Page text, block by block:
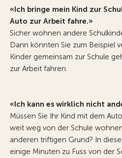
«Ich bringe mein Kind zur
Auto zur Arbeit fahre.»
Sicher wohnen andere
Dann könnten Sie zum Beispiel
Kinder gemeinsam zur Schule
zur Arbeit fahren.
«Ich kann es wirklich nicht
Müssen Sie Ihr Kind mit dem
weit weg von der Schule
anderen triftigen Grund? In
einige Minuten zu Fuss von der